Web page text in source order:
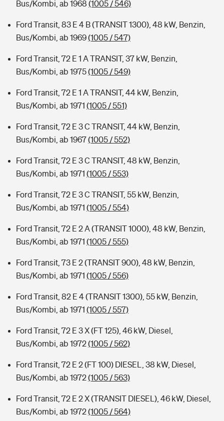
Bus/Kombi, ab 1968 (1005 / 546)
Ford Transit, 83 E 4 B (TRANSIT 1300), 48 kW, Benzin,
Bus/Kombi, ab 1969(1005 / 547)
Ford Transit, 72 E 1 A TRANSIT, 37 kW, Benzin,
Bus/Kombi, ab 1975(1005 / 549)
Ford Transit, 72 E 1 A TRANSIT, 44 kW, Benzin,
Bus/Kombi, ab 1971 (1005 / 551)
Ford Transit, 72 E 3 C TRANSIT, 44 kW, Benzin,
Bus/Kombi, ab 1967(1005 / 552)
Ford Transit, 72 E 3 C TRANSIT, 48 kW, Benzin,
Bus/Kombi, ab 1971 (1005 / 553)
Ford Transit, 72 E 3 C TRANSIT, 55 kW, Benzin,
Bus/Kombi, ab 1971 (1005 / 554)
Ford Transit, 72 E 2 A (TRANSIT 1000), 48 kW, Benzin,
Bus/Kombi, ab 1971 (1005 / 555)
Ford Transit, 73 E 2 (TRANSIT 900), 48 kW, Benzin,
Bus/Kombi, ab 1971 (1005 / 556)
Ford Transit, 82 E 4 (TRANSIT 1300), 55 kW, Benzin,
Bus/Kombi, ab 1971 (1005 / 557)
Ford Transit, 72 E 3 X (FT 125), 46 kW, Diesel,
Bus/Kombi, ab 1972(1005 / 562)
Ford Transit, 72 E 2 (FT 100) DIESEL, 38 kW, Diesel,
Bus/Kombi, ab 1972(1005 / 563)
Ford Transit, 72 E 2 X (TRANSIT DIESEL), 46 kW, Diesel,
Bus/Kombi, ab 1972(1005 / 564)